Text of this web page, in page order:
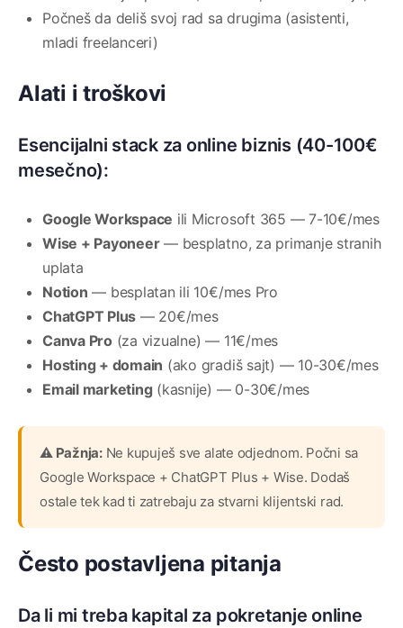
Počneš da deliš svoj rad sa drugima (asistenti,
mladi freelanceri)
Alati i troškovi
Esencijalni stack za online biznis (40-100€
mesečno):
Google Workspace ili Microsoft 365 — 7-10€/mes
Wise + Payoneer— besplatno, za primanje stranih
uplata
Notion — besplatan ili 10€/mes Pro
ChatGPT Plus — 20€/mes
Canva Pro (za vizualne) — 11€/mes
Hosting + domain (ako gradiš sajt) — 10-30€/mes
Email marketing (kasnije) — 0-30€/mes
⚠️ Pažnja:Ne kupuješ sve alate odjednom. Počni sa
Google Workspace + ChatGPT Plus + Wise. Dodaš
ostale tek kad ti zatrebaju za stvarni klijentski rad.
Često postavljena pitanja
Da li mi treba kapital za pokretanje online